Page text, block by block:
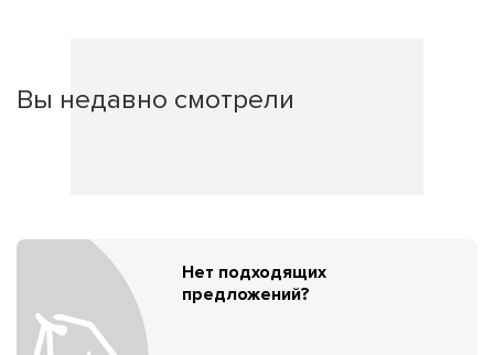
Вы недавно смотрели
Нет подходящих
предложений?